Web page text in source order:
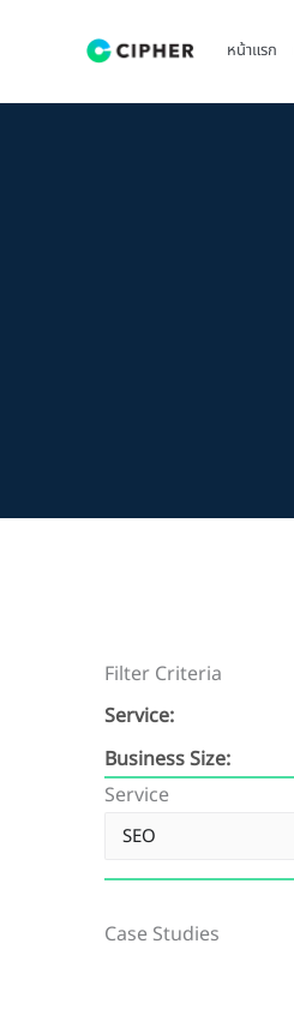
หน้าแรก
Filter Criteria
Service:
Business Size:
Service
Case Studies